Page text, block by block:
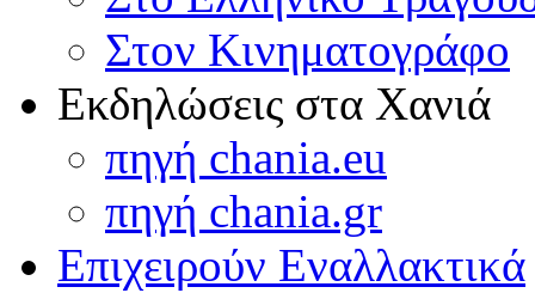
Στον Κινηματογράφο
Εκδηλώσεις στα Χανιά
πηγή chania.eu
πηγή chania.gr
Επιχειρούν Εναλλακτικά